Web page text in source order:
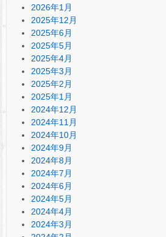
2026年1月
2025年12月
2025年6月
2025年5月
2025年4月
2025年3月
2025年2月
2025年1月
2024年12月
2024年11月
2024年10月
2024年9月
2024年8月
2024年7月
2024年6月
2024年5月
2024年4月
2024年3月